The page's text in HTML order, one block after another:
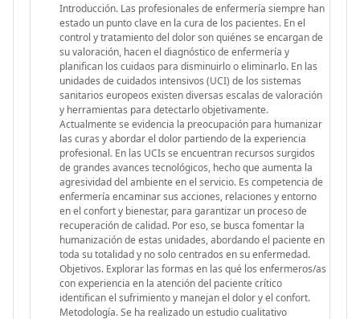
Introducción. Las profesionales de enfermería siempre han
estado un punto clave en la cura de los pacientes. En el
control y tratamiento del dolor son quiénes se encargan de
su valoración, hacen el diagnóstico de enfermería y
planifican los cuidaos para disminuirlo o eliminarlo. En las
unidades de cuidados intensivos (UCI) de los sistemas
sanitarios europeos existen diversas escalas de valoración
y herramientas para detectarlo objetivamente.
Actualmente se evidencia la preocupación para humanizar
las curas y abordar el dolor partiendo de la experiencia
profesional. En las UCIs se encuentran recursos surgidos
de grandes avances tecnológicos, hecho que aumenta la
agresividad del ambiente en el servicio. Es competencia de
enfermería encaminar sus acciones, relaciones y entorno
en el confort y bienestar, para garantizar un proceso de
recuperación de calidad. Por eso, se busca fomentar la
humanización de estas unidades, abordando el paciente en
toda su totalidad y no solo centrados en su enfermedad.
Objetivos. Explorar las formas en las qué los enfermeros/as
con experiencia en la atención del paciente crítico
identifican el sufrimiento y manejan el dolor y el confort.
Metodología. Se ha realizado un estudio cualitativo